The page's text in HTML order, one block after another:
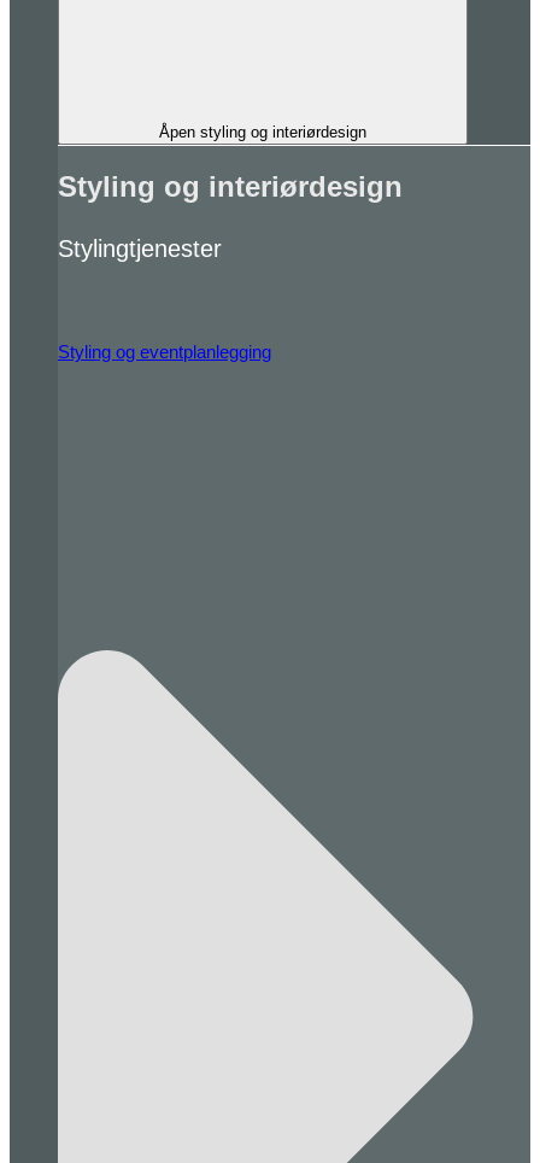
Åpen styling og interiørdesign
Styling og interiørdesign
Stylingtjenester
Styling og eventplanlegging